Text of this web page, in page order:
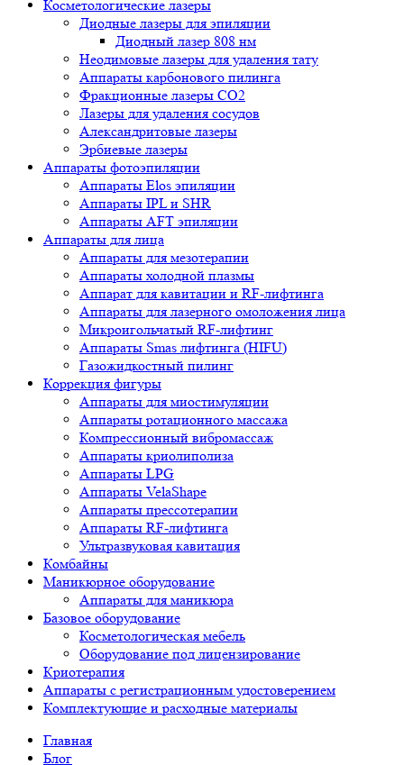
Косметологические лазеры
Диодные лазеры для эпиляции
Диодный лазер 808 нм
Неодимовые лазеры для удаления тату
Аппараты карбонового пилинга
Фракционные лазеры CO2
Лазеры для удаления сосудов
Александритовые лазеры
Эрбиевые лазеры
Аппараты фотоэпиляции
Аппараты Elos эпиляции
Аппараты IPL и SHR
Аппараты AFT эпиляции
Аппараты для лица
Аппараты для мезотерапии
Аппараты холодной плазмы
Аппарат для кавитации и RF-лифтинга
Аппараты для лазерного омоложения лица
Микроигольчатый RF-лифтинг
Аппараты Smas лифтинга (HIFU)
Газожидкостный пилинг
Коррекция фигуры
Аппараты для миостимуляции
Аппараты ротационного массажа
Компрессионный вибромассаж
Аппараты криолиполиза
Аппараты LPG
Аппараты VelaShape
Аппараты прессотерапии
Аппараты RF-лифтинга
Ультразвуковая кавитация
Комбайны
Маникюрное оборудование
Аппараты для маникюра
Базовое оборудование
Косметологическая мебель
Оборудование под лицензирование
Криотерапия
Аппараты c регистрационным удостоверением
Комплектующие и расходные материалы
Главная
Блог